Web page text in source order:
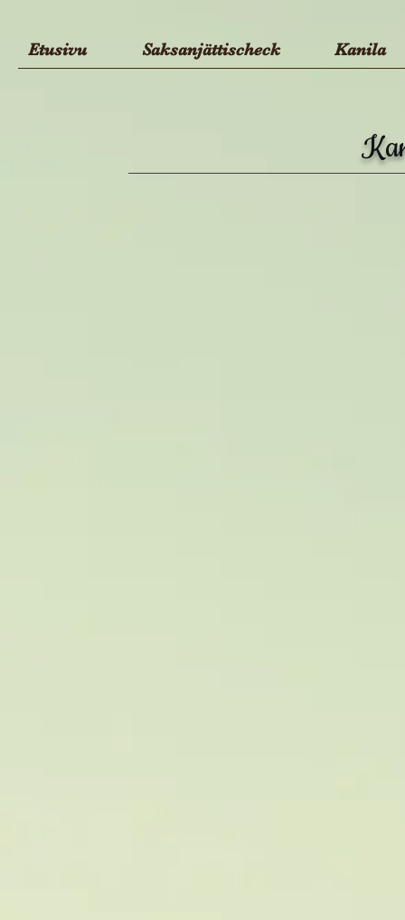
Etusivu Saksanjättischeck Kanila